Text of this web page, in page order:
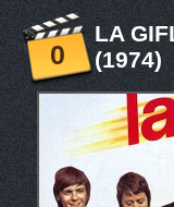
0
LA
(1974)